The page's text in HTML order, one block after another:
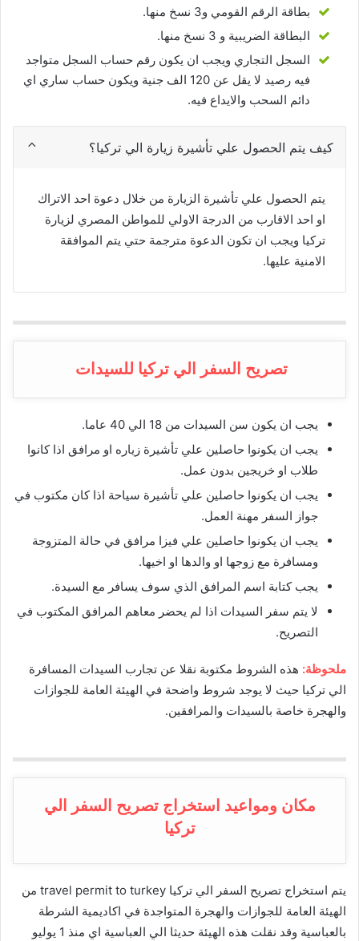
بطاقة الرقم القومي و3 نسخ منها.
البطاقة الضريبية و 3 نسخ منها.
السجل التجاري ويجب ان يكون رقم حساب السجل متواجد
فيه رصيد لا يقل عن 120 الف جنية ويكون حساب ساري اي
دائم السحب والايداع فيه.
كيف يتم الحصول علي تأشيرة زيارة الي تركيا؟
يتم الحصول علي تأشيرة الزيارة من خلال دعوة احد الاتراك
او احد الاقارب من الدرجة الاولي للمواطن المصري لزيارة
تركيا ويجب ان تكون الدعوة مترجمة حتي يتم الموافقة
الامنية عليها.
تصريح السفر الي تركيا للسيدات
يجب ان يكون سن السيدات من 18 الي 40 عاما.
يجب ان يكونوا حاصلين علي تأشيرة زياره او مرافق اذا كانوا
طلاب او خريجين بدون عمل.
يجب ان يكونوا حاصلين علي تأشيرة سياحة اذا كان مكتوب في
جواز السفر مهنة العمل.
يجب ان يكونوا حاصلين علي فيزا مرافق في حالة المتزوجة
ومسافرة مع زوجها او والدها او اخيها.
يجب كتابة اسم المرافق الذي سوف يسافر مع السيدة.
لا يتم سفر السيدات اذا لم يحضر معاهم المرافق المكتوب في
التصريح.
ملحوظة: هذه الشروط مكتوبة نقلا عن تجارب السيدات المسافرة
الي تركيا حيث لا يوجد شروط واضحة في الهيئة العامة للجوازات
والهجرة خاصة بالسيدات والمرافقين.
مكان ومواعيد استخراج تصريح السفر الي
تركيا
يتم استخراج تصريح السفر الي تركيا travel permit to turkey من
الهيئة العامة للجوازات والهجرة المتواجدة في اكاديمية الشرطة
بالعباسية وقد نقلت هذه الهيئة حديثا الي العباسية اي منذ 1 يوليو